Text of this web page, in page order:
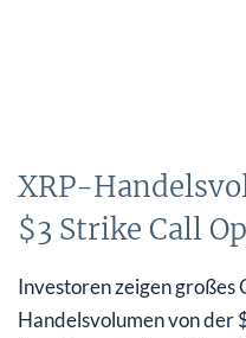
XRP-
$3 Strike Call
Investoren zeigen großes
Handelsvolumen von